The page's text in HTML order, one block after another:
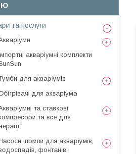
та послуги
акваріумні комплекти
для акваріумів
для акваріума
та ставкові
та все для
помпи для акваріумів,
фонтанів і